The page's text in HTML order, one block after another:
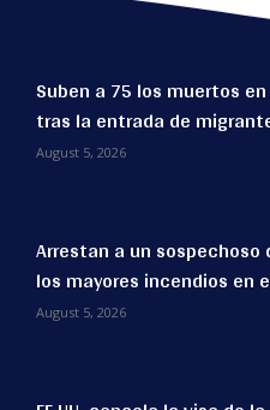
Suben a 75 los muertos
tras la entrada de
August 5, 2026
Arrestan a un sospechoso
los mayores incendios en
August 5, 2026